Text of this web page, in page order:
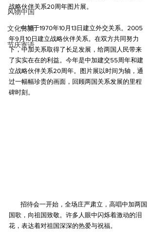
风物中国
文化传播
节庆寄语
战略伙伴关系20周年图片展。
中加于1970年10月13日建立外交关系。2005
年9月10日建立战略伙伴关系。在双方共同努力
下，中加关系取得了长足发展，给两国人民带来
了实实在在的利益。今年是中加建交55周年和建
立战略伙伴关系20周年。图片展以时间为轴，通
过一幅幅珍贵的画面，回顾两国关系发展的里程
碑时刻。
招待会一开始，全场庄严肃立，高唱中加两国
国歌，向祖国致敬。许多人眼中闪烁着激动的泪
花，表达着对祖国深深的热爱与祝福。